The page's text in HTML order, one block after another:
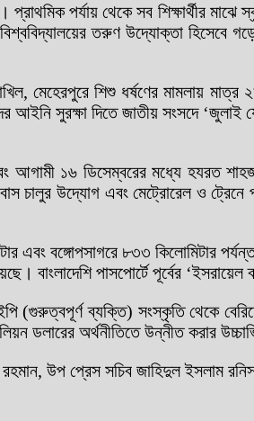
প্রাথমিক পর্যায় থেকে সব শিক্ষার্থীর
তরুণ উদ্যোক্তা হিসেবে
মেহেরপুরে শিশু ধর্ষণের মামলায়
আইনি সুরক্ষা দিতে জাতীয় সংসদে
১৬ ডিসেম্বরের মধ্যে হযরত
চালুর উদ্যোগ এবং মেট্রোরেল ও
এবং বঙ্গোপসাগরে ৮৩৩ কিলোমিটার
বাংলাদেশি পাসপোর্টে পূর্বের ‘ইসরায়েল
ব্যক্তি) সংস্কৃতি থেকে
ডলারের অর্থনীতিতে উন্নীত করার
উপ প্রেস সচিব জাহিদুল ইসলাম